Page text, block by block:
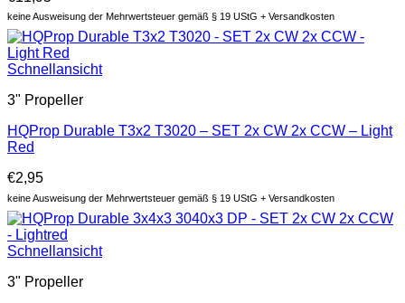
keine Ausweisung der Mehrwertsteuer gemäß § 19 UStG + Versandkosten
Schnellansicht
3" Propeller
HQProp Durable T3x2 T3020 – SET 2x CW 2x CCW – Light
Red
€2,95
keine Ausweisung der Mehrwertsteuer gemäß § 19 UStG + Versandkosten
Schnellansicht
3" Propeller